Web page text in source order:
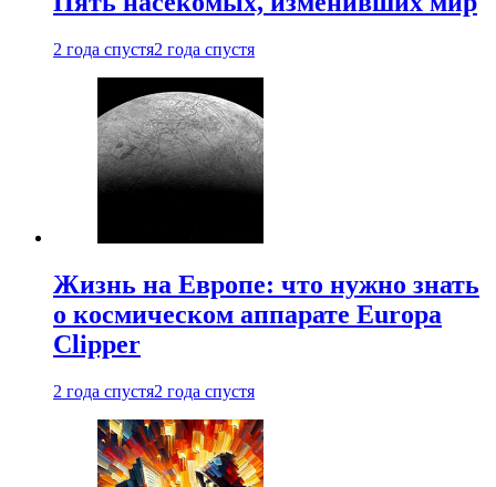
2 года спустя2 года спустя
Жизнь на Европе: что нужно знать
о космическом аппарате Europa
Clipper
2 года спустя2 года спустя